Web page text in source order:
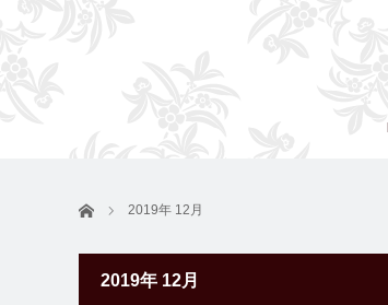
ホーム 2019年 12月
2019年 12月